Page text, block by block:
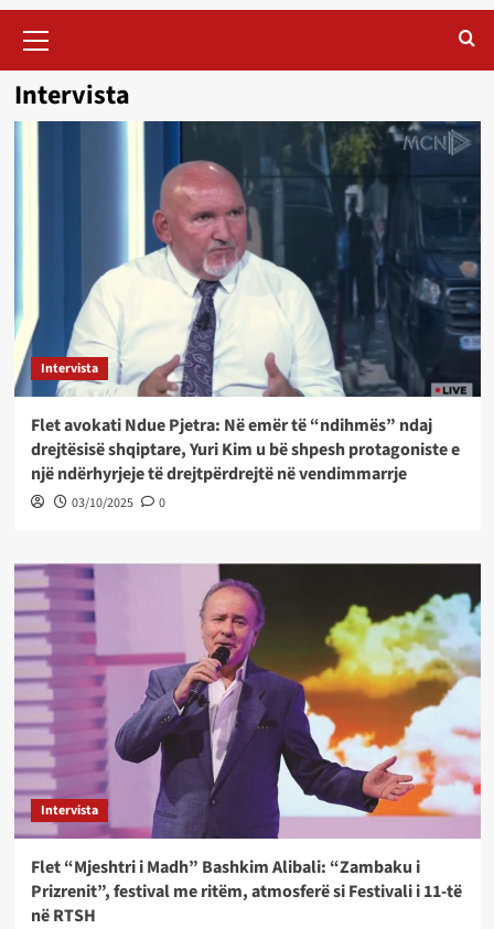
Menu
Intervista
Intervista
Flet avokati Ndue Pjetra: Në emër të “ndihmës” ndaj
drejtësisë shqiptare, Yuri Kim u bë shpesh protagoniste e
një ndërhyrjeje të drejtpërdrejtë në vendimmarrje
03/10/2025 0
Intervista
Flet “Mjeshtri i Madh” Bashkim Alibali: “Zambaku i
Prizrenit”, festival me ritëm, atmosferë si Festivali i 11-të
në RTSH